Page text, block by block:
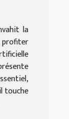
la
profiter
touche